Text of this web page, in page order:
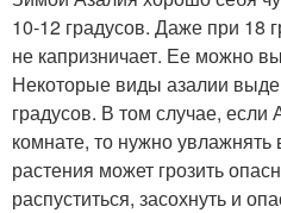
10-12 градусов. Даже при 18
не капризничает. Ее можно
Некоторые виды азалии
градусов. В том случае, если
комнате, то нужно
растения может грозить
распуститься, засохнуть и